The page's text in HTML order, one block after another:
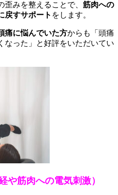
みを整えることで、 筋肉への
戻すサポート をします。
痛に悩んでいた方からも「頭痛
なった」と好評をいただいてい
筋肉への電気刺激）